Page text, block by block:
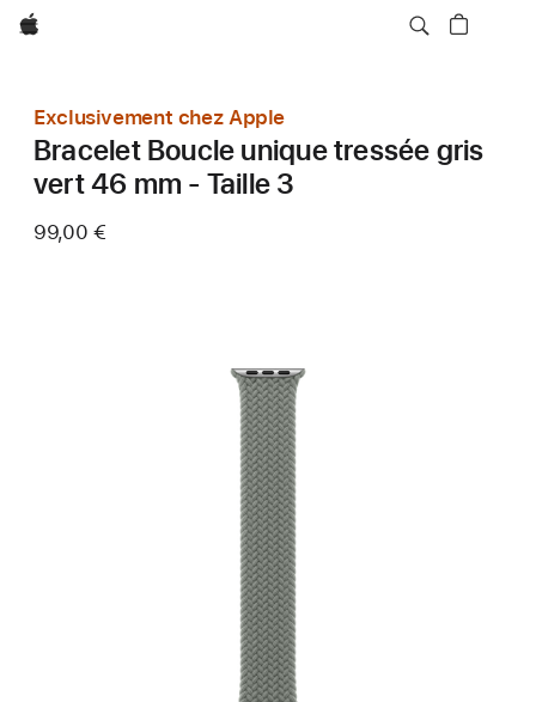
Apple
Exclusivement chez Apple
Bracelet Boucle unique tressée gris
vert 46 mm - Taille 3
99,00 €